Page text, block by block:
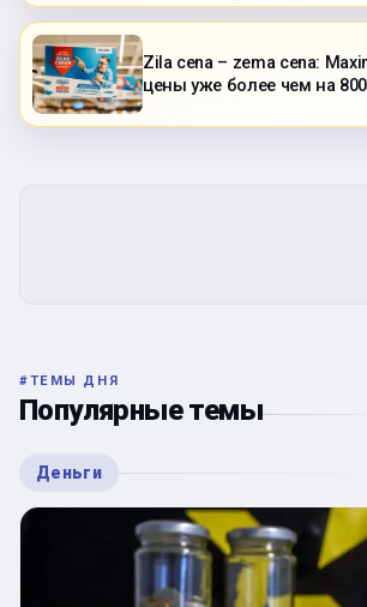
Zila cena – zema cena:
цены уже более чем на
#ТЕМЫ ДНЯ
Популярные темы
Деньги